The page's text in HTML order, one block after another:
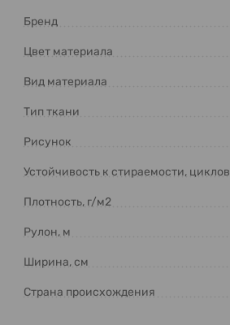
Бренд
Цвет материала
Вид материала
Тип ткани
Рисунок
Устойчивость к стираемости, циклов
Плотность, г/м2
Рулон, м
Ширина, см
Страна происхождения